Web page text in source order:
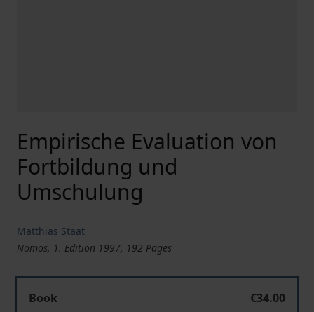
Empirische Evaluation von
Fortbildung und
Umschulung
Matthias Staat
Nomos, 1. Edition 1997, 192 Pages
Book
€34.00